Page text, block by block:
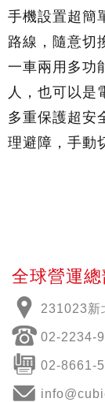
手機設置超
路線，隨意切
一車兩用多
人，也可以是
多重保護超
理避障，手動
全球營運總
231023新
02-2234-
02-8661-